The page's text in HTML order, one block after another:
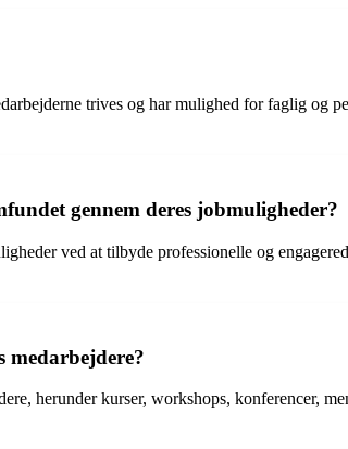
trives og har mulighed for faglig og
gennem deres jobmuligheder?
ved at tilbyde professionelle og
herunder kurser, workshops, konferencer,